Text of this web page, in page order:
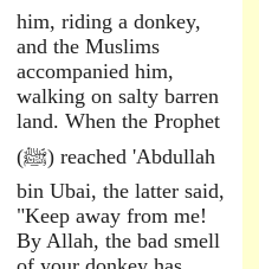
him, riding a donkey,
and the Muslims
accompanied him,
walking on salty barren
land. When the Prophet
(ﷺ) reached 'Abdullah
bin Ubai, the latter said,
"Keep away from me!
By Allah, the bad smell